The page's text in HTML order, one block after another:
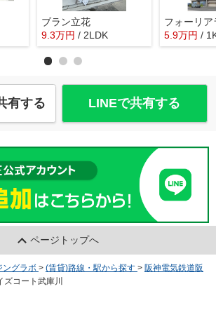
ブラン立花
9.3万円 / 2LDK 5.9万円 /
有する LINEで共有する
ページトップへ
ングラボ > (賃貸)路線・駅から探す > 阪神電気鉄道阪
ズコート武庫川